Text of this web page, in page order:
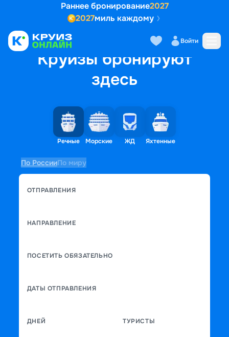
Раннее бронирование2027
2027миль каждому
Войти
Круизы бронируют
здесь
Речные Морские ЖД Яхтенные
По РоссииПо миру
ОТПРАВЛЕНИЯ
НАПРАВЛЕНИЕ
ПОСЕТИТЬ ОБЯЗАТЕЛЬНО
ДАТЫ ОТПРАВЛЕНИЯ
ДНЕЙ ТУРИСТЫ